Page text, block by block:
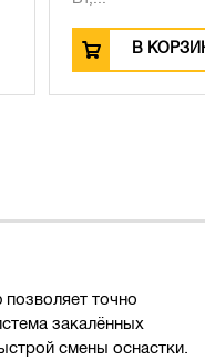
В
точно
закалённых
смены оснастки.